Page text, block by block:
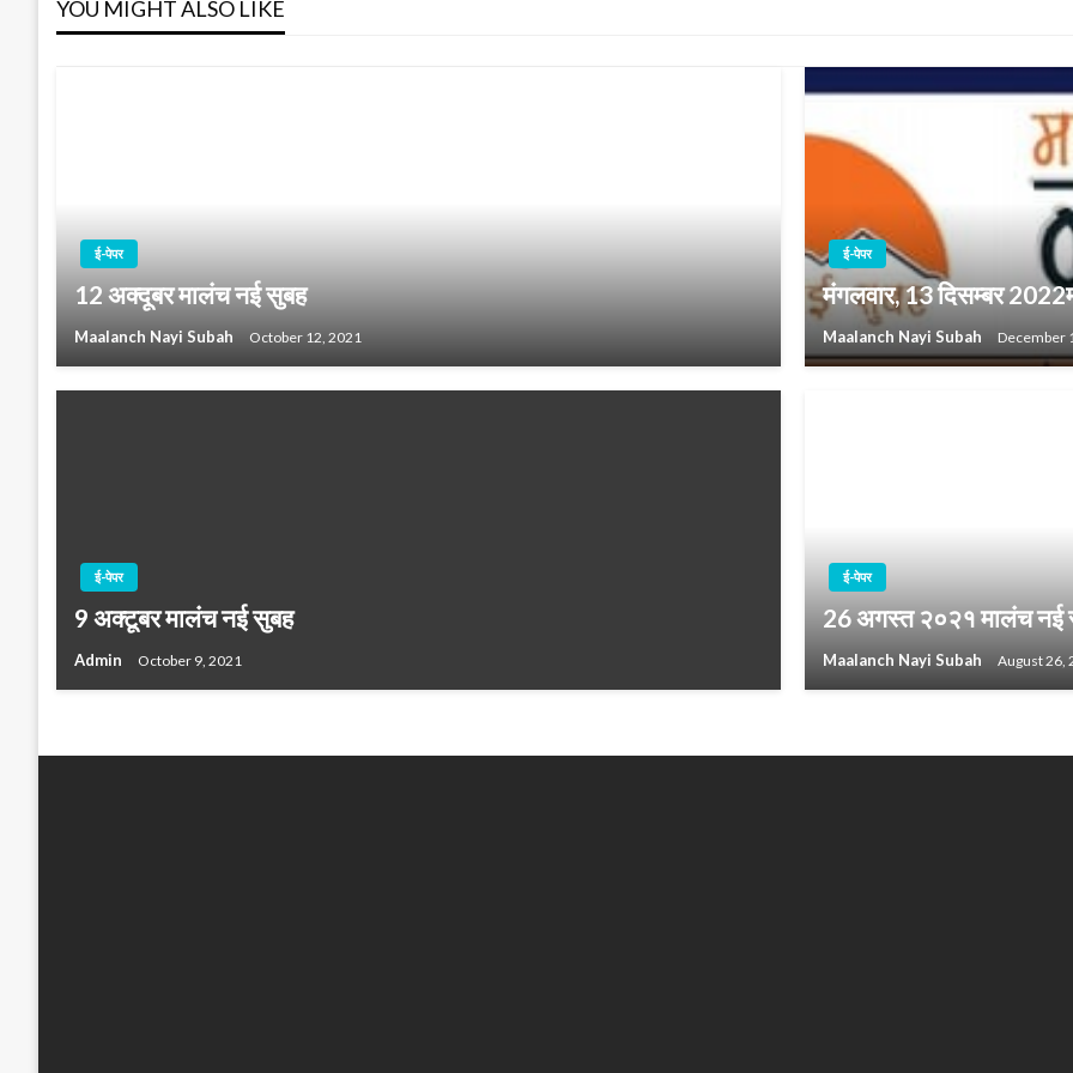
YOU MIGHT ALSO LIKE
ई-पेपर
12 अक्दूबर मालंच नई सुबह
Maalanch Nayi Subah October 12, 2021
ई-पेपर
मंगलवार, 13 दिसम्बर
Maalanch Nayi Subah December
ई-पेपर
9 अक्टूबर मालंच नई सुबह
Admin October 9, 2021
ई-पेपर
26 अगस्त २०२१ मालंच नई
Maalanch Nayi Subah August 26,